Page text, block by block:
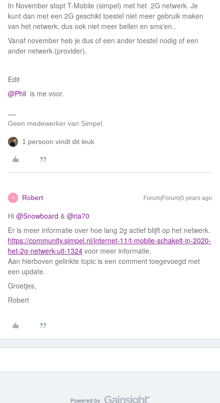
In November stopt T-Mobile (simpel) met het 2G netwerk. Je
kunt dan met een 2G geschikt toestel niet meer gebruik maken
van het netwerk, dus ook niet meer bellen en sms'en..
Vanaf november heb je dus of een ander toestel nodig of een
ander netwerk.(provider).
Edit
@Phil is me voor.
Geen medewerker van Simpel.
1 persoon vindt dit leuk
R Robert Forum|Forum|5 years ago
Hi @Snowboard & @ria70
Er is meer informatie over hoe lang 2g actief blijft op het netwerk.
https://community.simpel.nl/internet-11/t-mobile-schakelt-in-2020-
het-2g-netwerk-uit-1324 voor meer informatie.
Aan hierboven gelinkte topic is een comment toegevoegd met
een update.
Groetjes,
Robert